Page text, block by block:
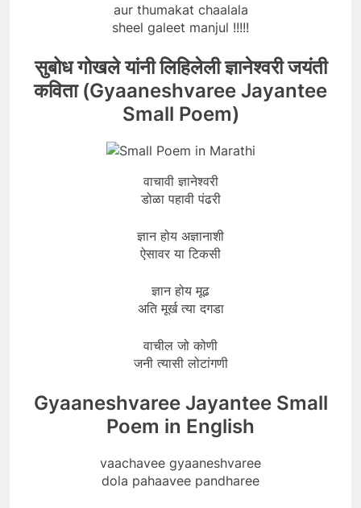
aur thumakat chaalala
sheel galeet manjul !!!!!
सुबोध गोखले यांनी लिहिलेली ज्ञानेश्वरी जयंती
कविता (Gyaaneshvaree Jayantee
Small Poem)
वाचावी ज्ञानेश्वरी
डोळा पहावी पंढरी
ज्ञान होय अज्ञानाशी
ऐसावर या टिकसी
ज्ञान होय मूढ
अति मूर्ख त्या दगडा
वाचील जो कोणी
जनी त्यासी लोटांगणी
Gyaaneshvaree Jayantee Small
Poem in English
vaachavee gyaaneshvaree
dola pahaavee pandharee